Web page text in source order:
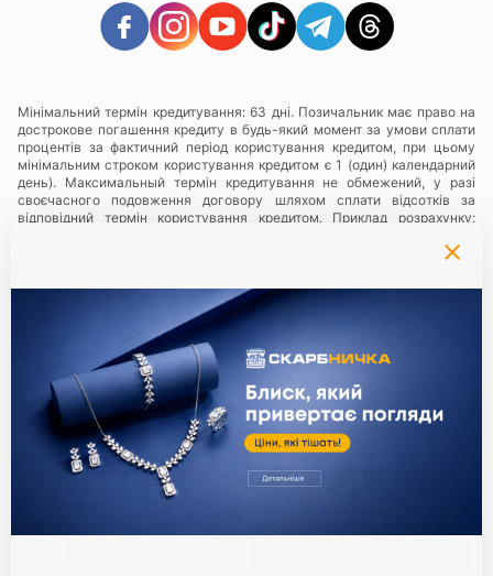
Мінімальний термін кредитування: 63 дні. Позичальник має право на
дострокове погашення кредиту в будь-який момент за умови сплати
процентів за фактичний період користування кредитом, при цьому
мінімальним строком користування кредитом є 1 (один) календарний
день). Максимальный термін кредитування не обмежений, у разі
своєчасного подовження договору шляхом сплати відсотків за
відповідний термін користування кредитом. Приклад розрахунку:
1,3% в день, приклад розрахунку: при сумі кредиту 1000 грн., плата за
користування 63 календарні дні Позичальнику необхідно буде
заплатити суму у розмірі 819 грн.
Послуги надаються в мережі ломбардів
юридичні особи та їх відокремлені підрозділи, що надають ломбардні
послуги з використанням торгівельної марки (знаку для товарів та
послуг) «Скарбниця ТМ»..Політика конфіденційності
Партнери:
Єдиний ключ до всіх сервісів
Застосунок Скарбниця Застосунок Скарбниця